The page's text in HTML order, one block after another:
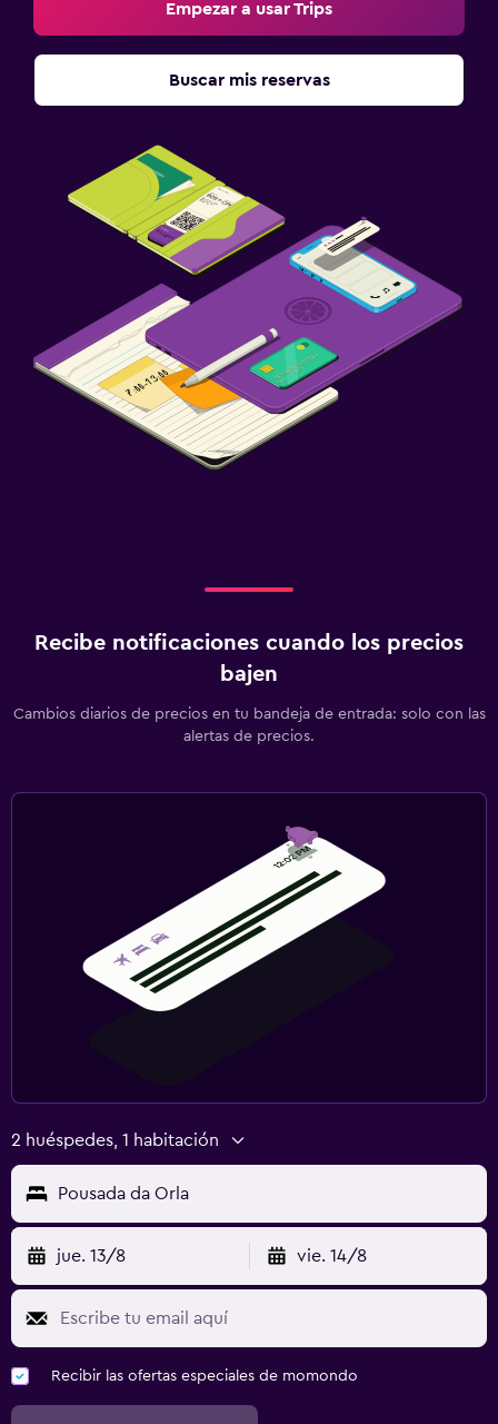
Empezar a usar Trips
Buscar mis reservas
Recibe notificaciones cuando los precios
bajen
Cambios diarios de precios en tu bandeja de entrada: solo con las
alertas de precios.
2 huéspedes, 1 habitación
Pousada da Orla
jue. 13/8 vie. 14/8
Recibir las ofertas especiales de momondo